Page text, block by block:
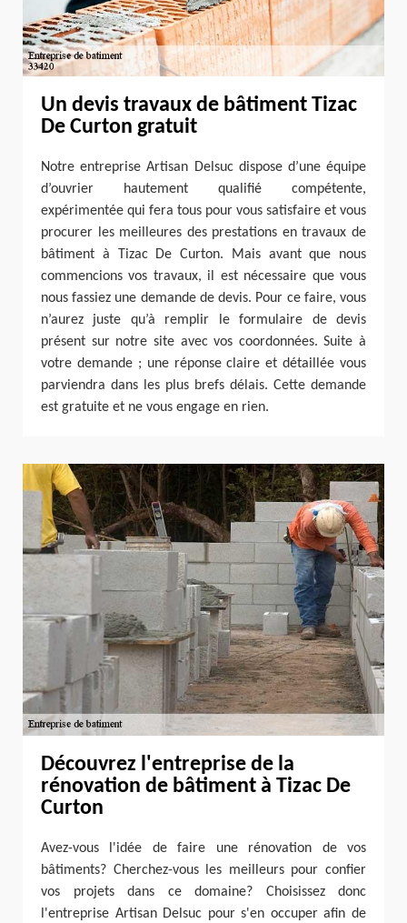
Un devis travaux de bâtiment Tizac
De Curton gratuit
Notre entreprise Artisan Delsuc dispose d’une équipe
d’ouvrier hautement qualifié compétente,
expérimentée qui fera tous pour vous satisfaire et vous
procurer les meilleures des prestations en travaux de
bâtiment à Tizac De Curton. Mais avant que nous
commencions vos travaux, il est nécessaire que vous
nous fassiez une demande de devis. Pour ce faire, vous
n’aurez juste qu’à remplir le formulaire de devis
présent sur notre site avec vos coordonnées. Suite à
votre demande ; une réponse claire et détaillée vous
parviendra dans les plus brefs délais. Cette demande
est gratuite et ne vous engage en rien.
Découvrez l'entreprise de la
rénovation de bâtiment à Tizac De
Curton
Avez-vous l'idée de faire une rénovation de vos
bâtiments? Cherchez-vous les meilleurs pour confier
vos projets dans ce domaine? Choisissez donc
l'entreprise Artisan Delsuc pour s'en occuper afin de